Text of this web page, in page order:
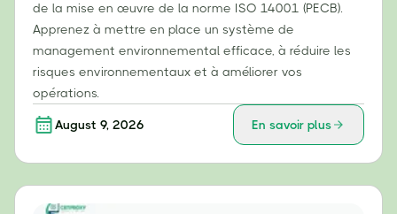
de la mise en œuvre de la norme ISO 14001 (PECB).
Apprenez à mettre en place un système de
management environnemental efficace, à réduire les
risques environnementaux et à améliorer vos
opérations.
August 9, 2026 En savoir plus